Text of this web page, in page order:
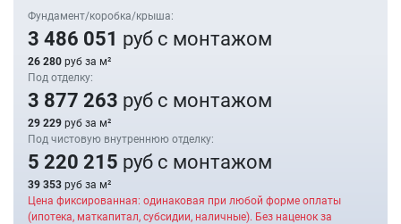
Фундамент/коробка/крыша:
3 486 051 руб с монтажом
26 280 руб за м²
Под отделку:
3 877 263 руб с монтажом
29 229 руб за м²
Под чистовую внутреннюю отделку:
5 220 215 руб с монтажом
39 353 руб за м²
Цена фиксированная: одинаковая при любой форме оплаты
(ипотека, маткапитал, субсидии, наличные). Без наценок за